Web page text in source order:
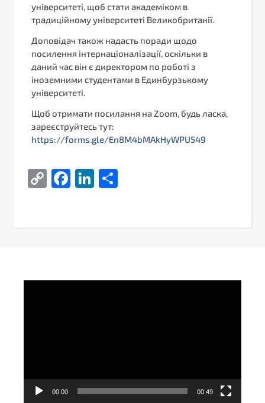
університеті, щоб стати академіком в
традиційному університеті Великобританії.
Доповідач також надасть поради щодо
посилення інтернаціоналізації, оскільки в
даний час він є директором по роботі з
іноземними студентами в Единбурзькому
університеті.
Щоб отримати посилання на Zoom, будь ласка,
зареєструйтесь тут:
https://forms.gle/En8M4bMAkHyWPU549
CopyFacebook
LinkedIn
00:00 00:49